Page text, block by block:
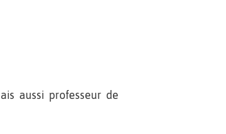
aussi professeur de